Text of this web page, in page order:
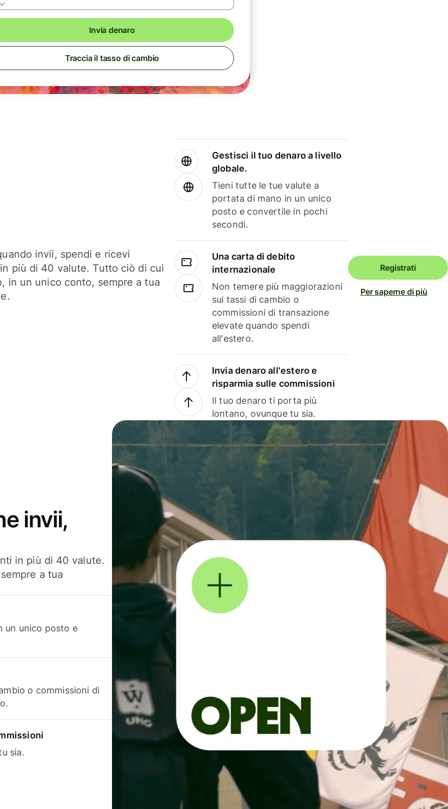
Invia denaro
Traccia il tasso di cambio
invii, spendi e ricevi
più di 40 valute. Tutto ciò di cui
in un unico conto, sempre a tua
Gestisci il tuo denaro a livello
globale.
Tieni tutte le tue valute a
portata di mano in un unico
posto e convertile in pochi
secondi.
Una carta di debito
internazionale
Non temere più maggiorazioni
sui tassi di cambio o
commissioni di transazione
elevate quando spendi
all'estero.
Invia denaro all'estero e
risparmia sulle commissioni
Il tuo denaro ti porta più
lontano, ovunque tu sia.
Registrati
Per saperne di più
invii,
in più di 40 valute.
a tua
un unico posto e
o commissioni di
sia.